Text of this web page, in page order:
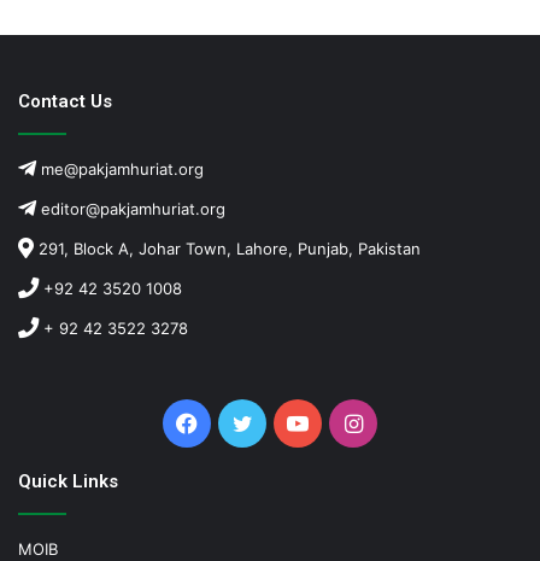
Contact Us
me@pakjamhuriat.org
editor@pakjamhuriat.org
291, Block A, Johar Town, Lahore, Punjab, Pakistan
+92 42 3520 1008
+ 92 42 3522 3278
Facebook
TwitterYouTubeInstagram
Quick Links
MOIB